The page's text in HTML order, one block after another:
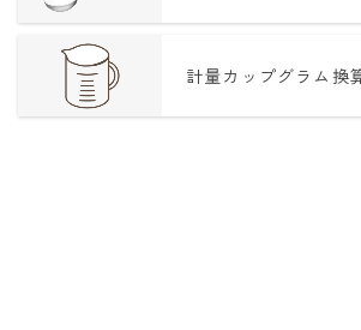
計量カップグラム換